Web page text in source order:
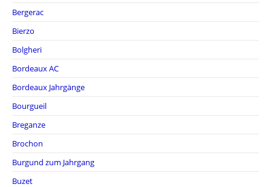
Bergerac
Bierzo
Bolgheri
Bordeaux AC
Bordeaux Jahrgänge
Bourgueil
Breganze
Brochon
Burgund zum Jahrgang
Buzet